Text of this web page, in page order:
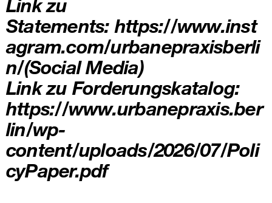
Link zu
Statements: https://www.inst
agram.com/urbanepraxisberli
n/(Social Media)
Link zu Forderungskatalog:
https://www.urbanepraxis.ber
lin/wp-
content/uploads/2026/07/Poli
cyPaper.pdf